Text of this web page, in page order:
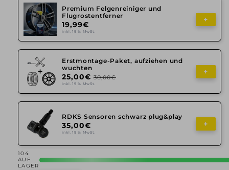
Premium Felgenreiniger und
Flugrostentferner
19,99€
inkl. 19 % MwSt.
+
Erstmontage-Paket, aufziehen und
wuchten
25,00€ 30,00€
inkl. 19 % MwSt.
+
RDKS Sensoren schwarz plug&play
35,00€
inkl. 19 % MwSt.
+
104
AUF
LAGER